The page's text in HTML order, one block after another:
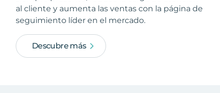
al cliente y aumenta las ventas con la página de
seguimiento líder en el mercado.
Descubre más